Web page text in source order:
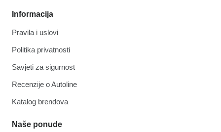
Informacija
Pravila i uslovi
Politika privatnosti
Savjeti za sigurnost
Recenzije o Autoline
Katalog brendova
Naše ponude